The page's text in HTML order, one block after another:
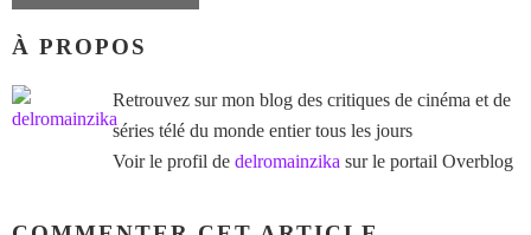
À PROPOS
Retrouvez sur mon blog des critiques de cinéma et de
séries télé du monde entier tous les jours
Voir le profil de delromainzika sur le portail Overblog